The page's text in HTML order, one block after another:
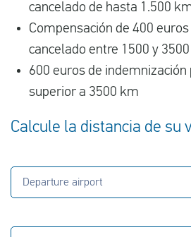
cancelado de hasta 1.500
Compensación de 400
cancelado entre 1500 y
600 euros de indemnización
superior a 3500 km
Calcule la distancia de su
Departure airport